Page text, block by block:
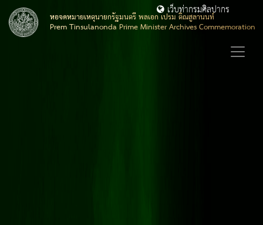
หอจดหมายเหตุนายกรัฐมนตรี พลเอก เปรม ติณสูลานนท์
Prem Tinsulanonda Prime Minister Archives Commemoration
เว็บท่ากรมศิลปากร